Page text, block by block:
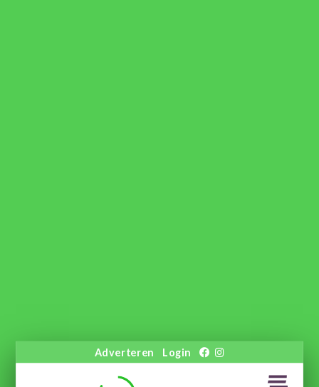
Adverteren Login